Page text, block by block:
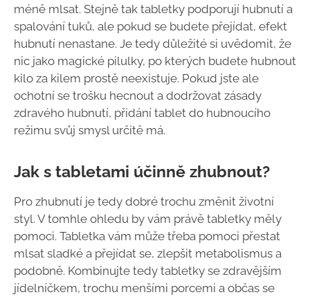
méně mlsat. Stejně tak tabletky podporují hubnutí a
spalování tuků, ale pokud se budete přejídat, efekt
hubnutí nenastane. Je tedy důležité si uvědomit, že
nic jako magické pilulky, po kterých budete hubnout
kilo za kilem prostě neexistuje. Pokud jste ale
ochotní se trošku hecnout a dodržovat zásady
zdravého hubnutí, přidání tablet do hubnoucího
režimu svůj smysl určitě má.
Jak s tabletami účinně zhubnout?
Pro zhubnutí je tedy dobré trochu změnit životní
styl. V tomhle ohledu by vám právě tabletky měly
pomoci. Tabletka vám může třeba pomoci přestat
mlsat sladké a přejídat se, zlepšit metabolismus a
podobně. Kombinujte tedy tabletky se zdravějším
jídelníčkem, trochu menšími porcemi a občas se